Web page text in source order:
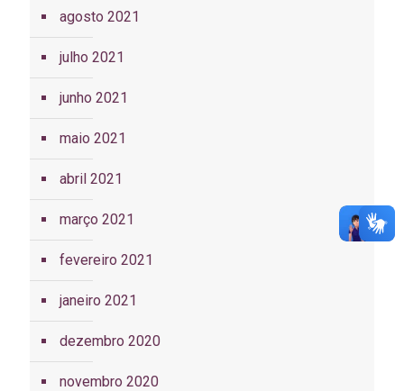
agosto 2021
julho 2021
junho 2021
maio 2021
abril 2021
março 2021
fevereiro 2021
janeiro 2021
dezembro 2020
novembro 2020